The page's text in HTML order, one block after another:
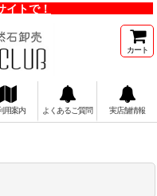
イトで！
カート
用案内 よくあるご質問 実店舗情報